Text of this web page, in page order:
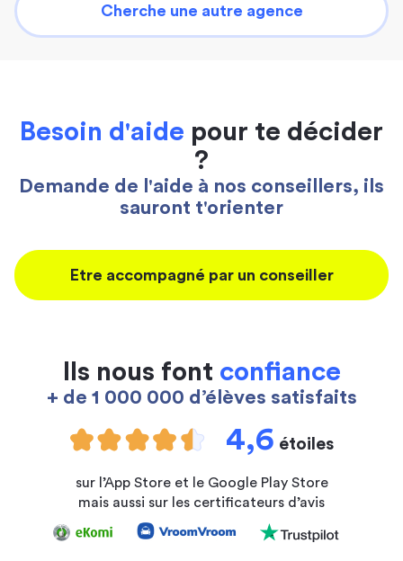
Cherche une autre agence
Besoin d'aide pour te décider
?
Demande de l'aide à nos conseillers, ils
sauront t'orienter
Etre accompagné par un conseiller
Ils nous font confiance
+ de 1 000 000 d’élèves satisfaits
4,6 étoiles
sur l’App Store et le Google Play Store
mais aussi sur les certificateurs d’avis